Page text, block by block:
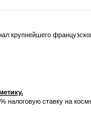
крупнейшего
налоговую ставку на